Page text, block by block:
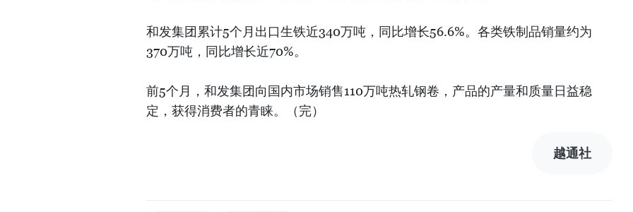
和发集团累计5个月出口生铁近340万吨，同比增长56.6%。各类铁制品销量约为
370万吨，同比增长近70%。
前5个月，和发集团向国内市场销售110万吨热轧钢卷，产品的产量和质量日益稳
定，获得消费者的青睐。（完）
越通社